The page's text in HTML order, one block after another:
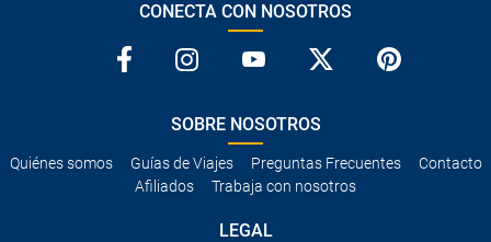
CONECTA CON NOSOTROS
SOBRE NOSOTROS
Quiénes somos Guías de Viajes Preguntas Frecuentes
Contacto
Afiliados
Trabaja con nosotros
LEGAL